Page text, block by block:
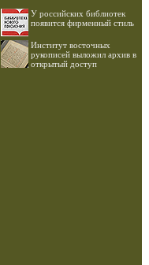
У российских библиотек
появится фирменный стиль
Институт восточных
рукописей выложил архив в
открытый доступ